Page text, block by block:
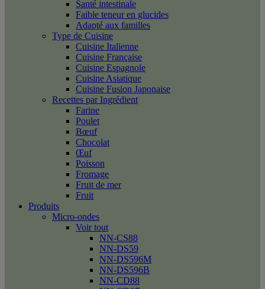
Santé intestinale
Faible teneur en glucides
Adapté aux familles
Type de Cuisine
Cuisine Italienne
Cuisine Française
Cuisine Espagnole
Cuisine Asiatique
Cuisine Fusion Japonaise
Recettes par Ingrédient
Farine
Poulet
Bœuf
Chocolat
Œuf
Poisson
Fromage
Fruit de mer
Fruit
Produits
Micro-ondes
Voir tout
NN-CS88
NN-DS59
NN-DS596M
NN-DS596B
NN-CD88